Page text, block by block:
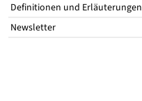
Definitionen und Erläuterungen
Newsletter